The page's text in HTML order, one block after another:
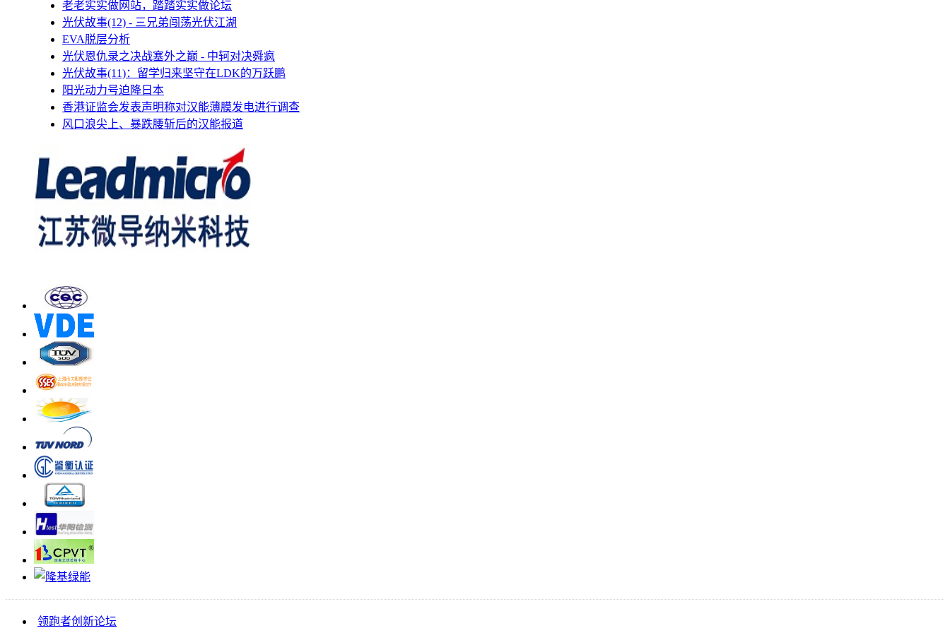
老老实实做网站，踏踏实实做论坛
光伏故事(12) - 三兄弟闯荡光伏江湖
EVA脱层分析
光伏恩仇录之决战塞外之巅 - 中轲对决舜疯
光伏故事(11)：留学归来坚守在LDK的万跃鹏
阳光动力号迫降日本
香港证监会发表声明称对汉能薄膜发电进行调查
风口浪尖上、暴跌腰斩后的汉能报道
领跑者创新论坛